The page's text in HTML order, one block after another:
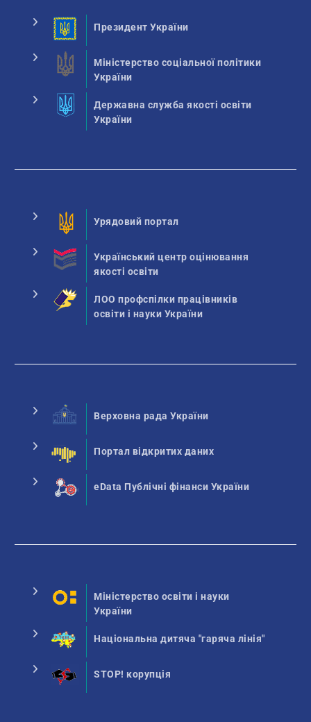
Президент України
Міністерство соціальної політики
України
Державна служба якості освіти
України
Урядовий портал
Український центр оцінювання
якості освіти
ЛОО профспілки працівників
освіти і науки України
Верховна рада України
Портал відкритих даних
eData Публічні фінанси України
Міністерство освіти і науки
України
Національна дитяча "гаряча лінія"
STOP! корупція